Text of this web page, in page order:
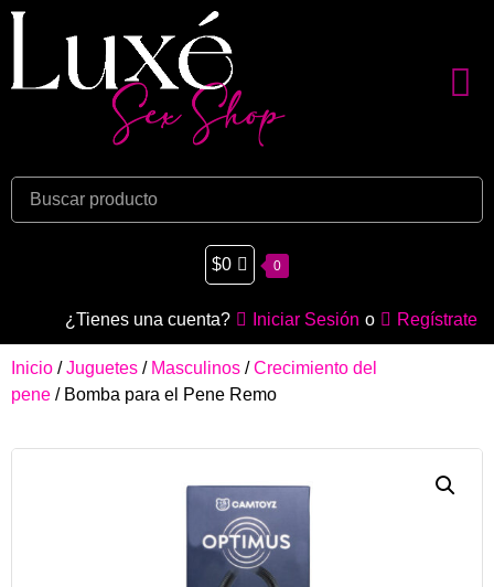
$0 0
¿Tienes una cuenta? Iniciar Sesión o Regístrate
Inicio /Juguetes / Masculinos /Crecimiento del
pene / Bomba para el Pene Remo